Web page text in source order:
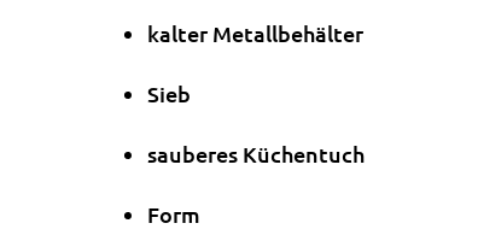
kalter Metallbehälter
Sieb
sauberes Küchentuch
Form